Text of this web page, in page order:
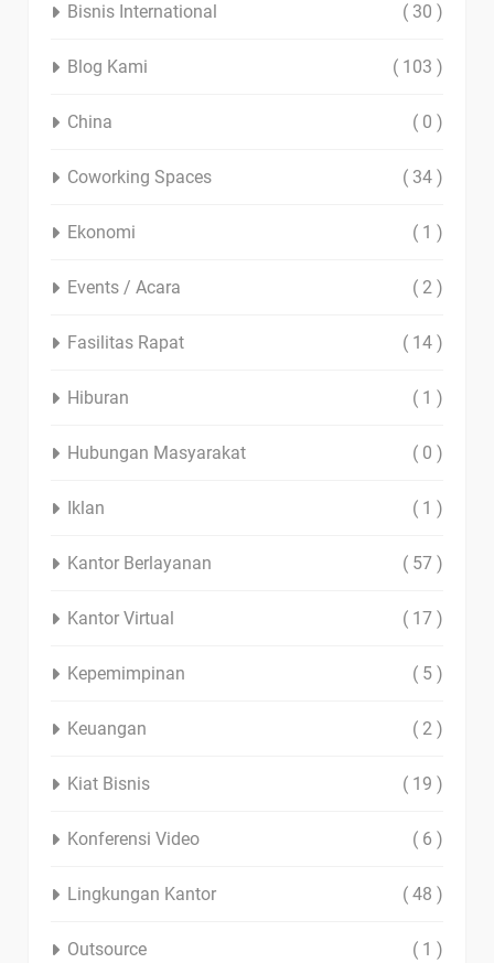
Bisnis International ( 30 )
Blog Kami ( 103 )
China ( 0 )
Coworking Spaces ( 34 )
Ekonomi ( 1 )
Events / Acara ( 2 )
Fasilitas Rapat ( 14 )
Hiburan ( 1 )
Hubungan Masyarakat ( 0 )
Iklan ( 1 )
Kantor Berlayanan ( 57 )
Kantor Virtual ( 17 )
Kepemimpinan ( 5 )
Keuangan ( 2 )
Kiat Bisnis ( 19 )
Konferensi Video ( 6 )
Lingkungan Kantor ( 48 )
Outsource ( 1 )